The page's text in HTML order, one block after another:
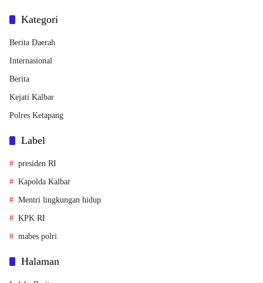
Kategori
Berita Daerah
Internasional
Berita
Kejati Kalbar
Polres Ketapang
Label
presiden RI
Kapolda Kalbar
Mentri lingkungan hidup
KPK RI
mabes polri
Halaman